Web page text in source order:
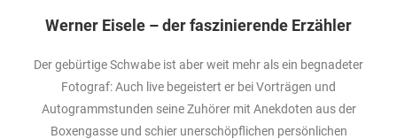
Werner Eisele – der faszinierende Erzähler
Der gebürtige Schwabe ist aber weit mehr als ein begnadeter
Fotograf: Auch live begeistert er bei Vorträgen und
Autogrammstunden seine Zuhörer mit Anekdoten aus der
Boxengasse und schier unerschöpflichen persönlichen